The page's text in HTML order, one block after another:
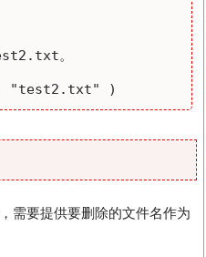
。
需要提供要删除的文件名作为